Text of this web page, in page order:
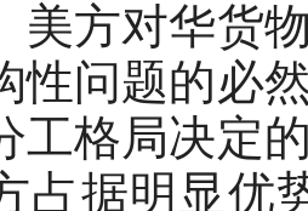
美方对华货
性问题的必
工格局决定
占据明显优